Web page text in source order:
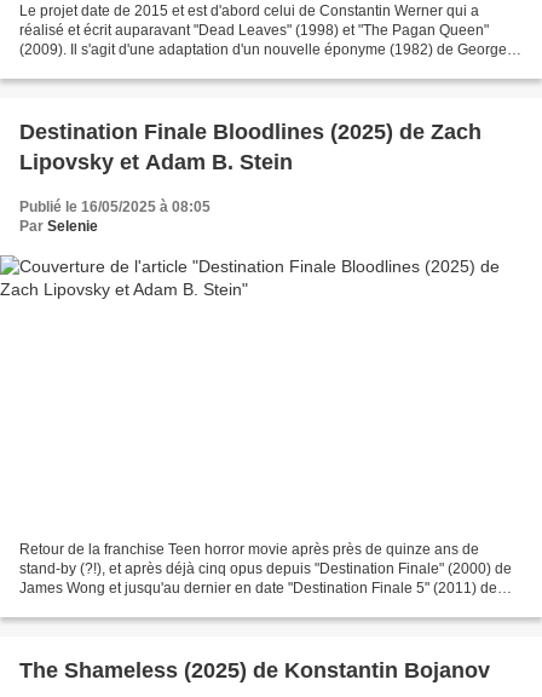
Le projet date de 2015 et est d'abord celui de Constantin Werner qui a
réalisé et écrit auparavant "Dead Leaves" (1998) et "The Pagan Queen"
(2009). Il s'agit d'une adaptation d'un nouvelle éponyme (1982) de George
Destination Finale Bloodlines (2025) de Zach
Lipovsky et Adam B. Stein
Publié le 16/05/2025 à 08:05
Par Selenie
Retour de la franchise Teen horror movie après près de quinze ans de
stand-by (?!), et après déjà cinq opus depuis "Destination Finale" (2000) de
James Wong et jusqu'au dernier en date "Destination Finale 5" (2011) de
The Shameless (2025) de Konstantin Bojanov